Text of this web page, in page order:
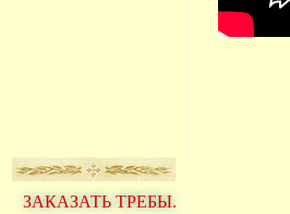
ЗАКАЗАТЬ ТРЕБЫ.